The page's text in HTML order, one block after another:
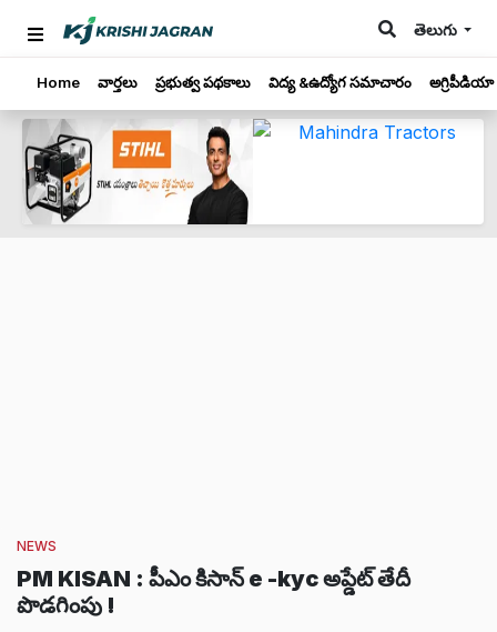
తెలుగు
Home వార్తలు ప్రభుత్వ పథకాలు విద్య &ఉద్యోగ సమాచారం అగ్రిపీడియా
NEWS
PM KISAN : పీఎం కిసాన్ e -kyc అప్డేట్ తేదీ
పొడగింపు !